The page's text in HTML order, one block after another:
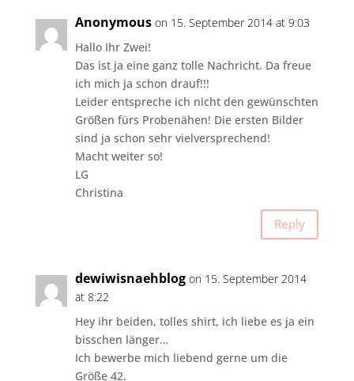
Anonymous on 15. September 2014 at 9:03
Hallo Ihr Zwei!
Das ist ja eine ganz tolle Nachricht. Da freue
ich mich ja schon drauf!!!
Leider entspreche ich nicht den gewünschten
Größen fürs Probenähen! Die ersten Bilder
sind ja schon sehr vielversprechend!
Macht weiter so!
LG
Christina
Reply
dewiwisnaehblog on 15. September 2014
at 8:22
Hey ihr beiden, tolles shirt, ich liebe es ja ein
bisschen länger…
Ich bewerbe mich liebend gerne um die
Größe 42.